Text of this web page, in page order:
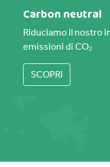
Carbon neutral
Riduciamo il nostro
emissioni di CO₂
SCOPRI